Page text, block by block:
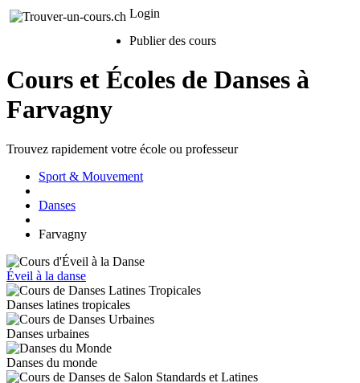
Login
Publier des cours
Cours et Écoles de Danses à
Farvagny
Trouvez rapidement votre école ou professeur
Sport & Mouvement
Danses
Farvagny
Éveil à la danse
Danses latines tropicales
Danses urbaines
Danses du monde